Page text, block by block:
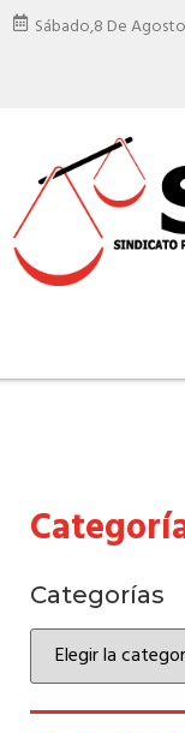
Sábado,8 De
Categorías